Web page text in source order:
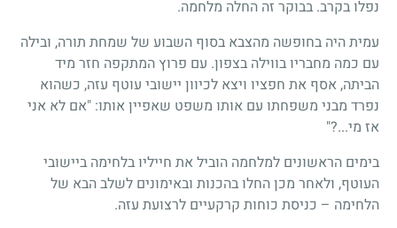
נפלו בקרב. בבוקר זה החלה מלחמה.
עמית היה בחופשה מהצבא בסוף השבוע של שמחת תורה, ובילה
עם כמה מחבריו בווילה בצפון. עם פרוץ המתקפה חזר מיד
הביתה, אסף את חפציו ויצא לכיוון יישובי עוטף עזה, כשהוא
נפרד מבני משפחתו עם אותו משפט שאפיין אותו: "אם לא אני
אז מי...?"
בימים הראשונים למלחמה הוביל את חייליו בלחימה ביישובי
העוטף, ולאחר מכן החלו בהכנות ובאימונים לשלב הבא של
הלחימה – כניסת כוחות קרקעיים לרצועת עזה.